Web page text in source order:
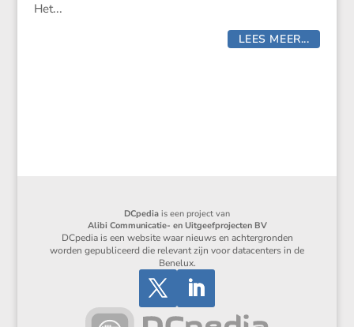
Het...
LEES MEER...
DCpedia is een project van
Alibi Communicatie- en Uitgeefprojecten BV
DCpedia is een website waar nieuws en achtergronden
worden gepubliceerd die relevant zijn voor datacenters in de
Benelux.